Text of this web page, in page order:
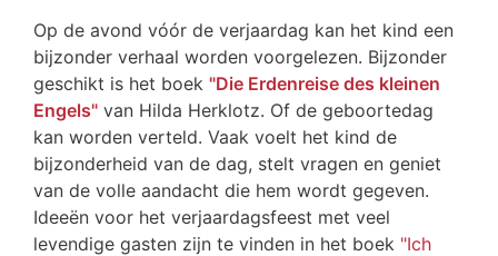
Op de avond vóór de verjaardag kan het kind een
bijzonder verhaal worden voorgelezen. Bijzonder
geschikt is het boek "Die Erdenreise des kleinen
Engels" van Hilda Herklotz. Of de geboortedag
kan worden verteld. Vaak voelt het kind de
bijzonderheid van de dag, stelt vragen en geniet
van de volle aandacht die hem wordt gegeven.
Ideeën voor het verjaardagsfeest met veel
levendige gasten zijn te vinden in het boek "Ich